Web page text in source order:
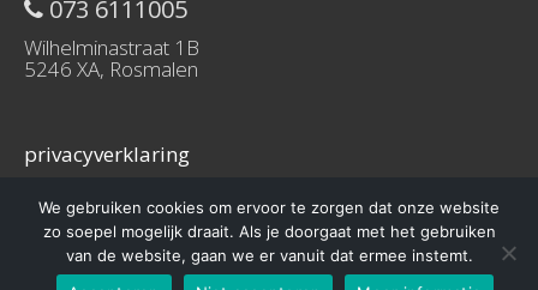
073 6111005
Wilhelminastraat 1B
5246 XA, Rosmalen
privacyverklaring
© 2016 – Schuurwoning-bouwen.nl is onderdeel van Finnhouse.nl
We gebruiken cookies om ervoor te zorgen dat onze website
zo soepel mogelijk draait. Als je doorgaat met het gebruiken
van de website, gaan we er vanuit dat ermee instemt.